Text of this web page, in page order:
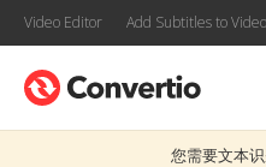
Video Editor Add Subtitles to Video
您需要文本识